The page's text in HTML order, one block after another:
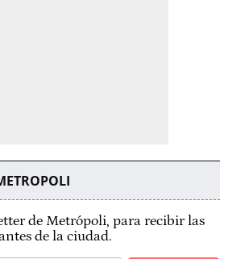
de Metrópoli, para recibir las
de la ciudad.